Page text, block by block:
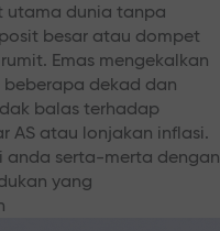
utama dunia tanpa
besar atau dompet
Emas mengekalkan
beberapa dekad dan
balas terhadap
AS atau lonjakan inflasi.
anda serta-merta dengan
yang